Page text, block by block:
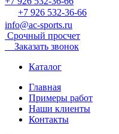
+7 926 532-36-66
info@ac-sports.ru
Срочный просчет
Заказать звонок
Каталог
Главная
Примеры работ
Наши клиенты
Контакты